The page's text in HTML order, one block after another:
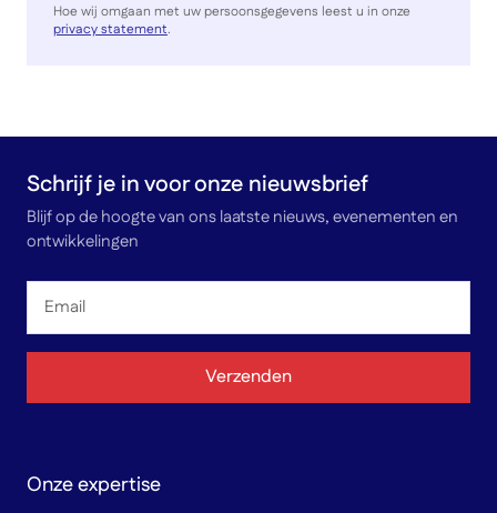
Hoe wij omgaan met uw persoonsgegevens leest u in onze
privacy statement.
Schrijf je in voor onze nieuwsbrief
Blijf op de hoogte van ons laatste nieuws, evenementen en
ontwikkelingen
Email
Verzenden
Onze expertise